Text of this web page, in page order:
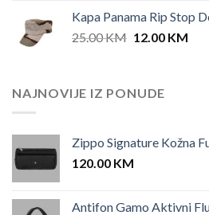
25.00 KM.
Kapa Panama Rip Stop
25.00KM Original
25.00 KM.
12.00 KM
NAJNOVIJE IZ PONUDE
Zippo Signature Kožna
120.00 KM
Antifon Gamo Aktivni